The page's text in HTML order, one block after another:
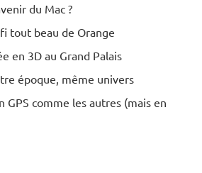
du Mac ?
tout beau de Orange
en 3D au Grand Palais
époque, même univers
GPS comme les autres (mais en